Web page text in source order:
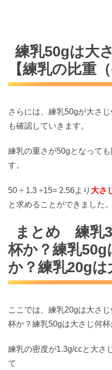
練乳50gは大
【練乳の比重
さらには、練乳50gが大さ
も確認していきます。
練乳の重さが50gとなって
す。
50 ÷ 1.3 ÷15= 2.56より 大さ
と求めることができました。
まとめ 練乳
杯か？練乳
か？練乳20gは
ここでは、練乳20gは大さ
杯か？練乳50gは大さじ何
練乳の密度が1.3g/ccと大さ
て